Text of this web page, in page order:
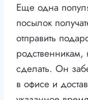
Еще одна
посылок
отправить
родственникам,
сделать. Он
в офисе и